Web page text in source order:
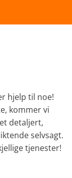
hjelp til noe!
kommer vi
detaljert,
selvsagt.
tjenester!